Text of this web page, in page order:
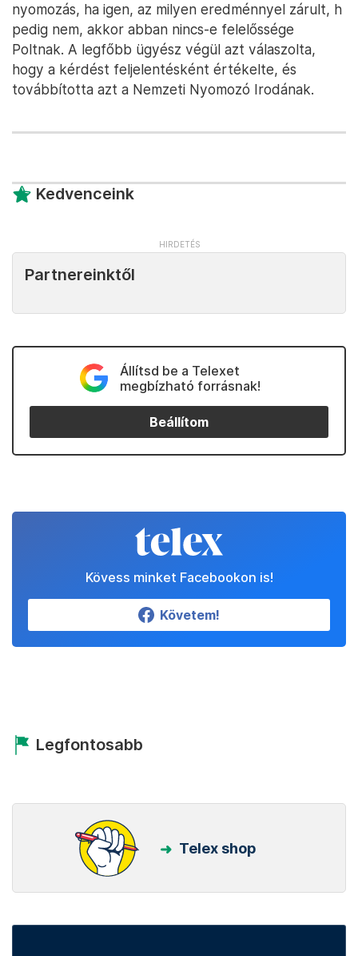
nyomozás, ha igen, az milyen eredménnyel zárult, h
pedig nem, akkor abban nincs-e felelőssége
Poltnak. A legfőbb ügyész végül azt válaszolta,
hogy a kérdést feljelentésként értékelte, és
továbbította azt a Nemzeti Nyomozó Irodának.
Kedvenceink
Partnereinktől
Állítsd be a Telexet
megbízható forrásnak!
Beállítom
Kövess minket Facebookon is!
Követem!
Legfontosabb
Telex shop